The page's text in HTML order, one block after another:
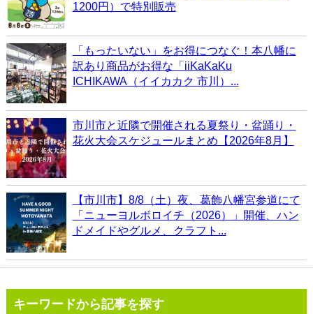
1200円）で特別販売
「もったいない」をお得につなぐ！本八幡に
訳あり商品がお得な「iiKaKaKu
ICHIKAWA（イイカカク 市川）...
市川市と近隣で開催される夏祭り・盆踊り・
花火大会スケジュールまとめ【2026年8月】
【市川市】8/8（土）夜、葛飾八幡宮参道にて
「ニューヨルボロイチ（2026）」開催、ハン
ドメイドやグルメ、クラフト...
キーワードから記事を探す